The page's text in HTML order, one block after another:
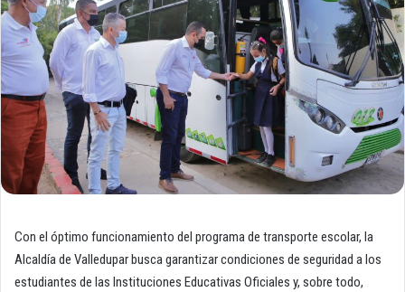
Con el óptimo funcionamiento del programa de transporte escolar, la
Alcaldía de Valledupar busca garantizar condiciones de seguridad a los
estudiantes de las Instituciones Educativas Oficiales y, sobre todo,